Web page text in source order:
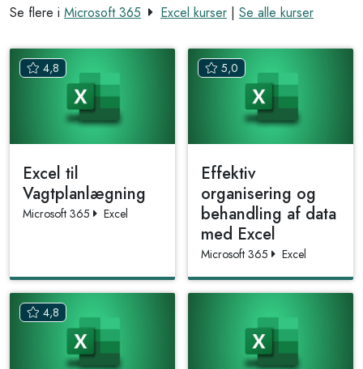
Se flere i Microsoft 365 Excel kurser | Se alle kurser
4,8
Excel til
Vagtplanlægning
Microsoft 365 Excel
5,0
Effektiv
organisering og
behandling af data
med Excel
Microsoft 365 Excel
4,8